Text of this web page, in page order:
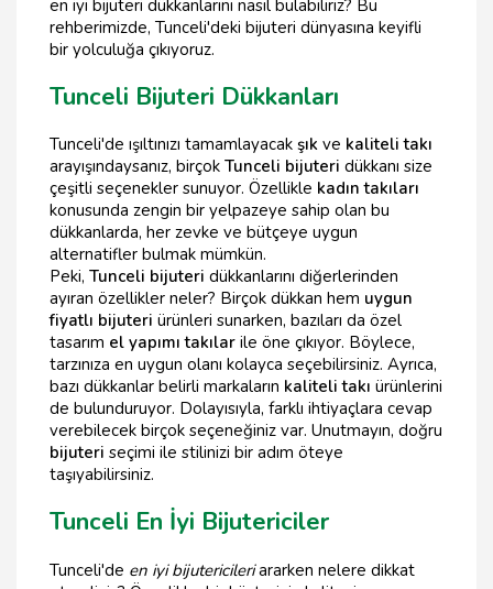
en iyi bijuteri dükkanlarını nasıl bulabiliriz? Bu
rehberimizde, Tunceli'deki bijuteri dünyasına keyifli
bir yolculuğa çıkıyoruz.
Tunceli Bijuteri Dükkanları
Tunceli'de ışıltınızı tamamlayacak şık ve kaliteli takı
arayışındaysanız, birçok Tunceli bijuteri dükkanı size
çeşitli seçenekler sunuyor. Özellikle kadın takıları
konusunda zengin bir yelpazeye sahip olan bu
dükkanlarda, her zevke ve bütçeye uygun
alternatifler bulmak mümkün.
Peki, Tunceli bijuteri dükkanlarını diğerlerinden
ayıran özellikler neler? Birçok dükkan hem uygun
fiyatlı bijuteri ürünleri sunarken, bazıları da özel
tasarım el yapımı takılar ile öne çıkıyor. Böylece,
tarzınıza en uygun olanı kolayca seçebilirsiniz. Ayrıca,
bazı dükkanlar belirli markaların kaliteli takı ürünlerini
de bulunduruyor. Dolayısıyla, farklı ihtiyaçlara cevap
verebilecek birçok seçeneğiniz var. Unutmayın, doğru
bijuteri seçimi ile stilinizi bir adım öteye
taşıyabilirsiniz.
Tunceli En İyi Bijutericiler
Tunceli'de en iyi bijutericileriararken nelere dikkat